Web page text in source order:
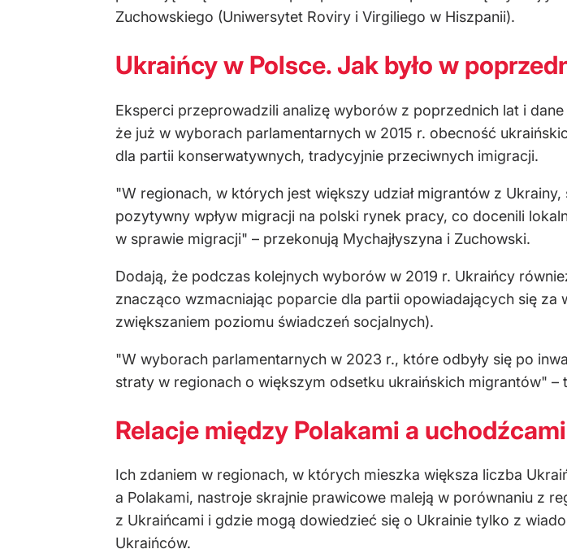
Zuchowskiego (Uniwersytet Roviry i Virgiliego w Hiszpanii).
Ukraińcy w Polsce. Jak było w
Eksperci przeprowadzili analizę wyborów z poprzednich lat i
że już w wyborach parlamentarnych w 2015 r. obecność
dla partii konserwatywnych, tradycyjnie przeciwnych imigracji.
"W regionach, w których jest większy udział migrantów z
pozytywny wpływ migracji na polski rynek pracy, co docenili
w sprawie migracji" – przekonują Mychajłyszyna i Zuchowski.
Dodają, że podczas kolejnych wyborów w 2019 r. Ukraińcy
znacząco wzmacniając poparcie dla partii opowiadających się
zwiększaniem poziomu świadczeń socjalnych).
"W wyborach parlamentarnych w 2023 r., które odbyły się po
straty w regionach o większym odsetku ukraińskich migrantów" –
Relacje między Polakami a uchodźcami
Ich zdaniem w regionach, w których mieszka większa liczba
a Polakami, nastroje skrajnie prawicowe maleją w porównaniu z
z Ukraińcami i gdzie mogą dowiedzieć się o Ukrainie tylko z
Ukraińców.